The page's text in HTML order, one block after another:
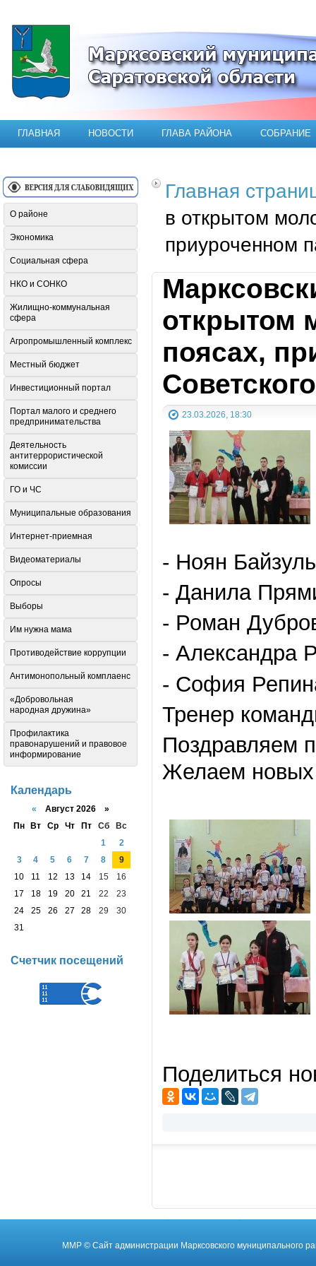
Официальный сайт Марксовского
ГЛАВНАЯ НОВОСТИ ГЛАВА РАЙОНА СОБРАНИЕ
Главная
в открытом
приуроченном
открытом
поясах,
23.03.2026, 18:30
- Ноян
- Данила
- Роман
-
- София
Тренер
Поздравляем
Желаем новых
Поделиться
О районе
Экономика
Социальная сфера
НКО и СОНКО
Жилищно-коммунальная
сфера
Агропромышленный комплекс
Местный бюджет
Инвестиционный портал
Портал малого и среднего
предпринимательства
Деятельность
антитеррористической
комиссии
ГО и ЧС
Муниципальные образования
Интернет-приемная
Видеоматериалы
Опросы
Выборы
Им нужна мама
Противодействие коррупции
Антимонопольный комплаенс
«Добровольная
народная дружина»
Профилактика
правонарушений и правовое
информирование
Календарь
« Август 2026 »
Пн
Вт Ср Чт Пт Сб
Вс
1
2
3
4 5 6 7 8
9
10
11 12 13 14 15
16
17
18 19 20 21 22
23
24
25 26 27 28 29
30
31
Счетчик посещений
ММР © Cайт администрации Марксовского муниципального